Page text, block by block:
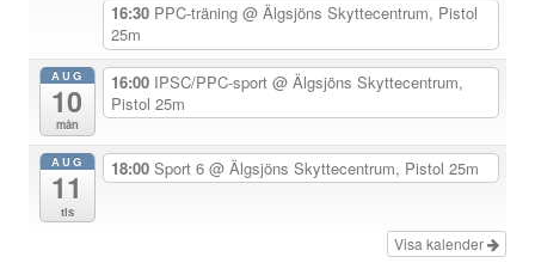
n
16:30 PPC-träning @ Älgsjöns Skyttecentrum, Pistol
25m
AUG
10
mån
16:00 IPSC/PPC-sport @ Älgsjöns Skyttecentrum,
Pistol 25m
AUG
11
tis
18:00 Sport 6 @ Älgsjöns Skyttecentrum, Pistol 25m
Visa kalender